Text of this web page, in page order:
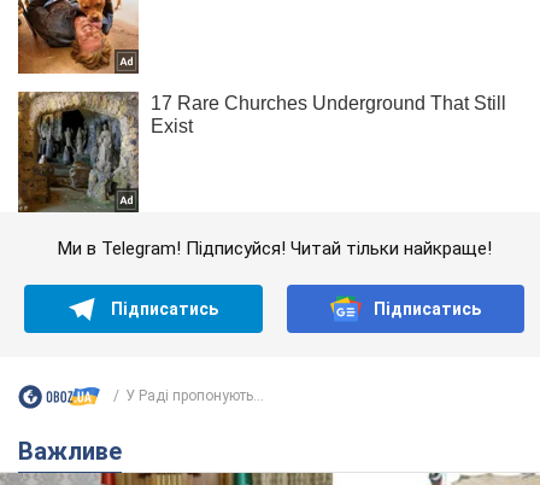
Ми в Telegram! Підписуйся! Читай тільки найкраще!
Підписатись Підписатись
У Раді пропонують...
Важливе